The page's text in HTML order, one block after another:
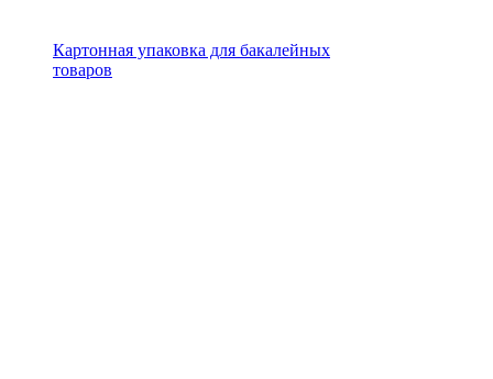
Картонная упаковка для бакалейных
товаров